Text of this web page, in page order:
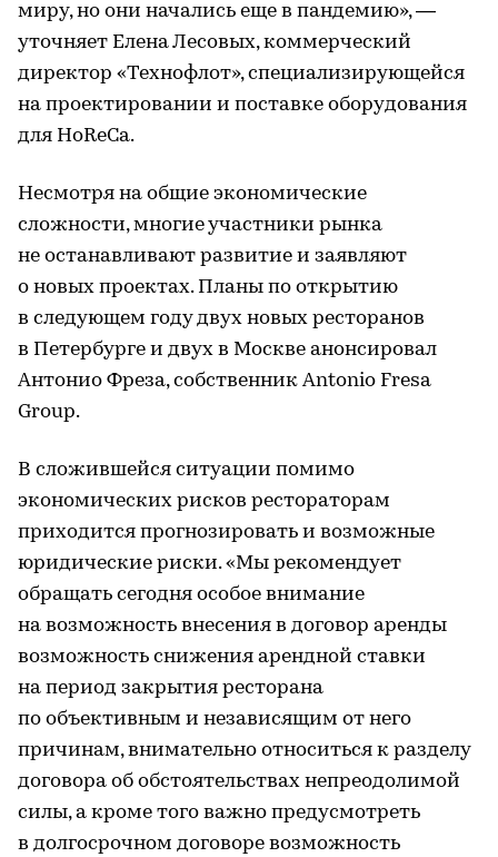
миру, но они начались еще в пандемию», —
уточняет Елена Лесовых, коммерческий
директор «Технофлот», специализирующейся
на проектировании и поставке оборудования
для HoReCa.
Несмотря на общие экономические
сложности, многие участники рынка
не останавливают развитие и заявляют
о новых проектах. Планы по открытию
в следующем году двух новых ресторанов
в Петербурге и двух в Москве анонсировал
Антонио Фреза, собственник Antonio Fresa
Group.
В сложившейся ситуации помимо
экономических рисков рестораторам
приходится прогнозировать и возможные
юридические риски. «Мы рекомендует
обращать сегодня особое внимание
на возможность внесения в договор аренды
возможность снижения арендной ставки
на период закрытия ресторана
по объективным и независящим от него
причинам, внимательно относиться к разделу
договора об обстоятельствах непреодолимой
силы, а кроме того важно предусмотреть
в долгосрочном договоре возможность